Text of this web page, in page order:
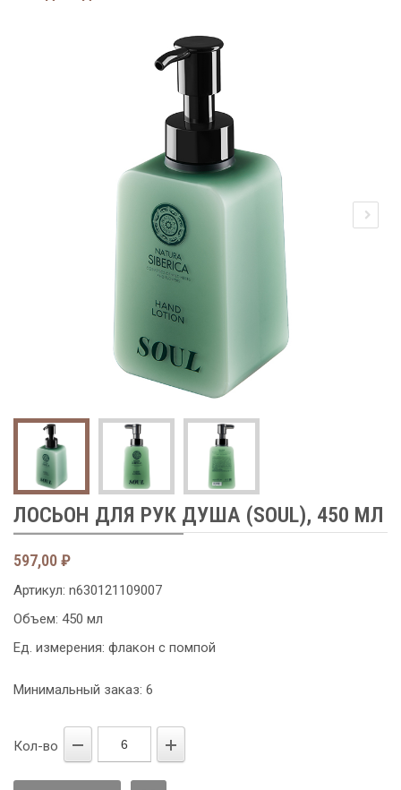
ЛОСЬОН ДЛЯ РУК ДУША (SOUL), 450 МЛ
597,00₽
Артикул: n630121109007
Объем: 450 мл
Ед. измерения: флакон с помпой
Минимальный заказ: 6
Кол-во